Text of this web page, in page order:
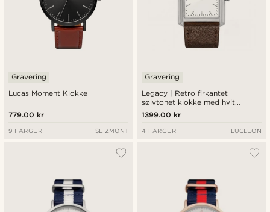
Lucas Moment Klokke
Gravering
779.00 kr
9 FARGER SEIZMONT
Legacy | Retro firkantet
sølvtonet klokke med hvit
urskive og mørkebrun lærreim
Gravering
1399.00 kr
4 FARGER LUCLEON